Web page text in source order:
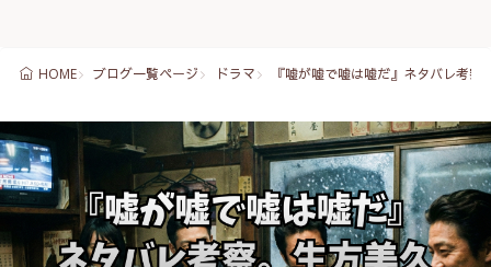
HOME ブログ一覧ページ ドラマ 『嘘が嘘で嘘は嘘だ』ネタバレ考